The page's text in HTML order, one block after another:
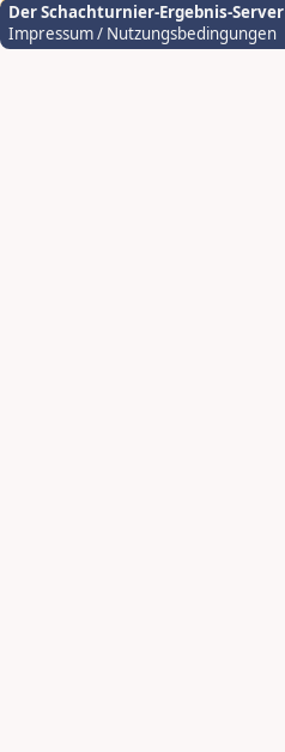
Der Schachturnier-Ergebnis-Server
Impressum / Nutzungsbedingungen